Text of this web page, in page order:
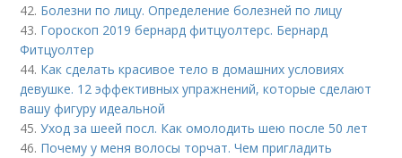
42. Болезни по лицу. Определение болезней по лицу
43. Гороскоп 2019 бернард фитцуолтерс. Бернард
Фитцуолтер
44. Как сделать красивое тело в домашних условиях
девушке. 12 эффективных упражнений, которые сделают
вашу фигуру идеальной
45.Уход за шеей посл. Как омолодить шею после 50 лет
46. Почему у меня волосы торчат. Чем пригладить